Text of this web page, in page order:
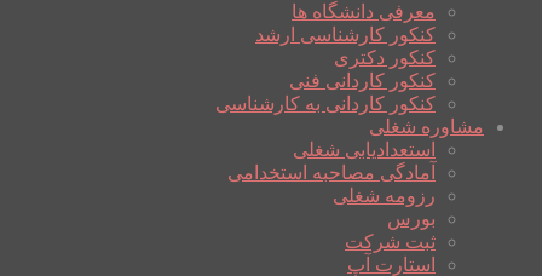
معرفی دانشگاه ها
کنکور کارشناسی ارشد
کنکور دکتری
کنکور کاردانی فنی
کنکور کاردانی به کارشناسی
مشاوره شغلی
استعدادیابی شغلی
آمادگی مصاحبه استخدامی
رزومه شغلی
بورس
ثبت شرکت
استارت آپ